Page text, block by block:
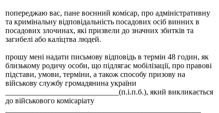
попереджаю вас, пане воєнний комісар, про адміністративну
та кримінальну відповідальність посадових осіб винних в
посадових злочинах, які призвели до значних збитків та
загибелі або каліцтва людей.
прошу мені надати письмову відповідь в термін 48 годин, як
близькому родичу особи, що підлягає мобілізації, про правові
підстави, умови, терміни, а також способу призову на
військову службу громадянина україни
_____________________________(п.і.п.б.), який викликається
до військового комісаріату